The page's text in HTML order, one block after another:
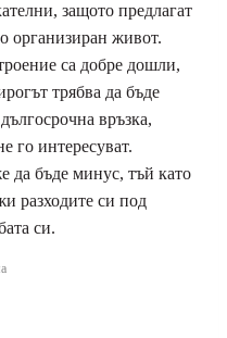
защото предлагат
организиран живот.
са добре дошли,
трябва да бъде
връзка,
го интересуват.
да бъде минус, тъй като
разходите си под
си.